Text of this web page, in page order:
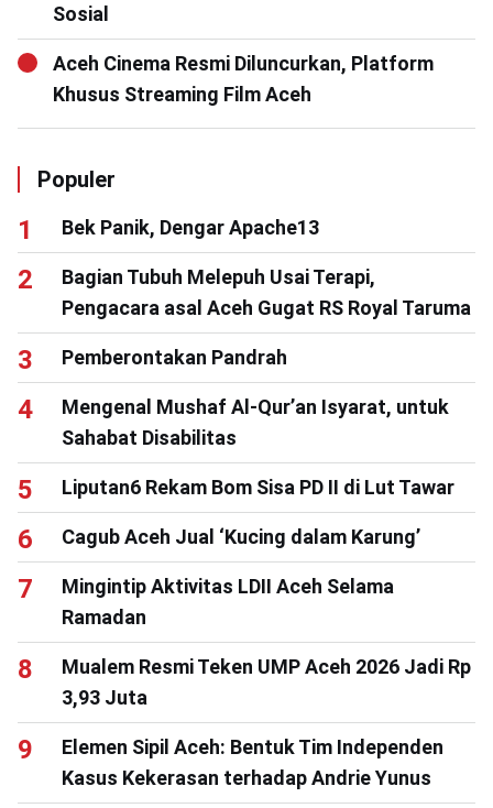
Sosial
Aceh Cinema Resmi Diluncurkan, Platform
Khusus Streaming Film Aceh
Populer
Bek Panik, Dengar Apache13
Bagian Tubuh Melepuh Usai Terapi,
Pengacara asal Aceh Gugat RS Royal Taruma
Pemberontakan Pandrah
Mengenal Mushaf Al-Qur’an Isyarat, untuk
Sahabat Disabilitas
Liputan6 Rekam Bom Sisa PD II di Lut Tawar
Cagub Aceh Jual ‘Kucing dalam Karung’
Mingintip Aktivitas LDII Aceh Selama
Ramadan
Mualem Resmi Teken UMP Aceh 2026 Jadi Rp
3,93 Juta
Elemen Sipil Aceh: Bentuk Tim Independen
Kasus Kekerasan terhadap Andrie Yunus